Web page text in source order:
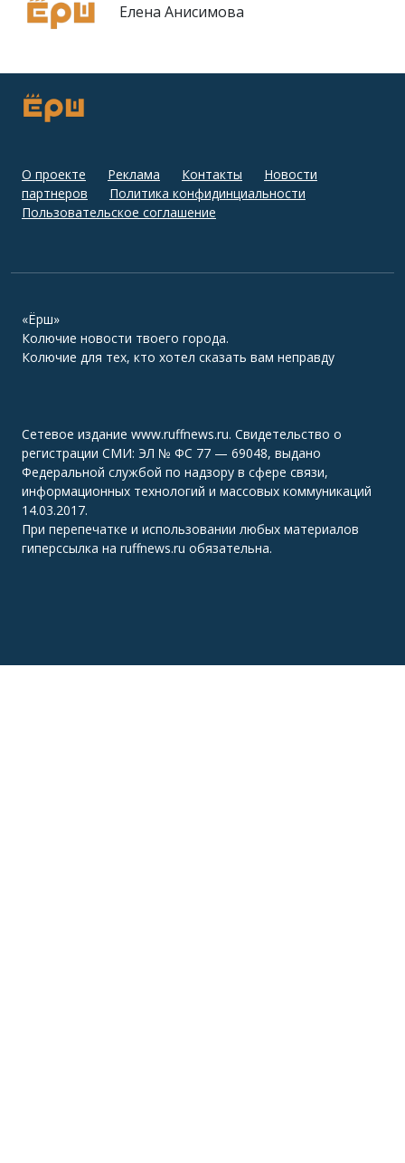
Елена Анисимова
О проекте Реклама Контакты
Новости
партнеров
Политика конфидинциальности
Пользовательское соглашение
«Ёрш»
Колючие новости твоего города.
Колючие для тех, кто хотел сказать вам неправду
Сетевое издание www.ruffnews.ru. Свидетельство о
регистрации СМИ: ЭЛ № ФС 77 — 69048, выдано
Федеральной службой по надзору в сфере связи,
информационных технологий и массовых коммуникаций
14.03.2017.
При перепечатке и использовании любых материалов
гиперссылка на ruffnews.ru обязательна.